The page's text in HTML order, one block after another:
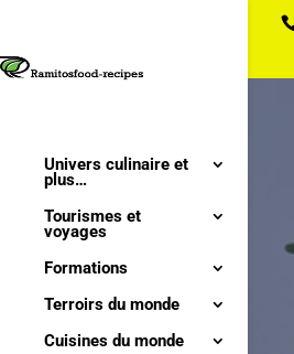
Univers culinaire et
plus…
Tourismes et
voyages
Formations
Terroirs du monde
Cuisines du monde